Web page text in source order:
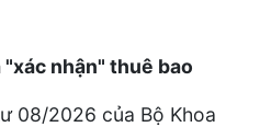
nhận" thuê bao
08/2026 của Bộ Khoa